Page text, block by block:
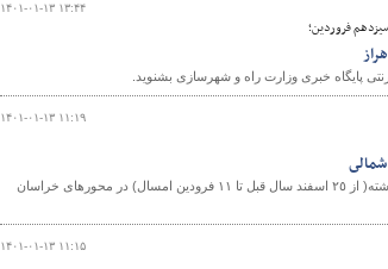
۱۴۰۱-۰۱-۱۳ ۱۳:۴۴
پایگاه خبری وزارت راه و شهرسازی بشنوید.
۱۴۰۱-۰۱-۱۳ ۱۱:۱۹
تردد بيش از ٦ ميليون و ٣٤٠ هزار وسايل نقليه طى ١٦ روز گذشته( از ٢٥ اسفند سال قبل تا ١١ فرودين امسال) در محورهاى خراسان
۱۴۰۱-۰۱-۱۳ ۱۱:۱۵